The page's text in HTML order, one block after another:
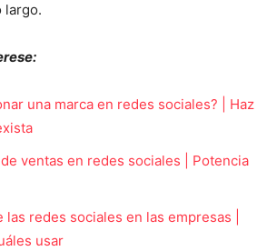
largo.
una marca en redes sociales? | Haz
ventas en redes sociales | Potencia
las redes sociales en las empresas |
usar